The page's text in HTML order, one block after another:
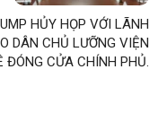
HỦY HỌP VỚI LÃNH
DÂN CHỦ LƯỠNG VIỆN
ĐÓNG CỬA CHÍNH PHỦ.